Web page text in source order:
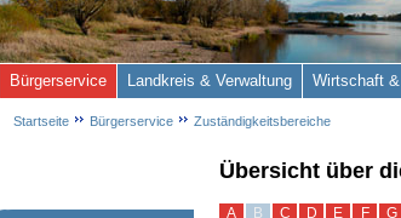
Übersicht über
A B C D E F G
Bürgerservice Landkreis & Verwaltung Wirtschaft
Startseite Bürgerservice Zuständigkeitsbereiche